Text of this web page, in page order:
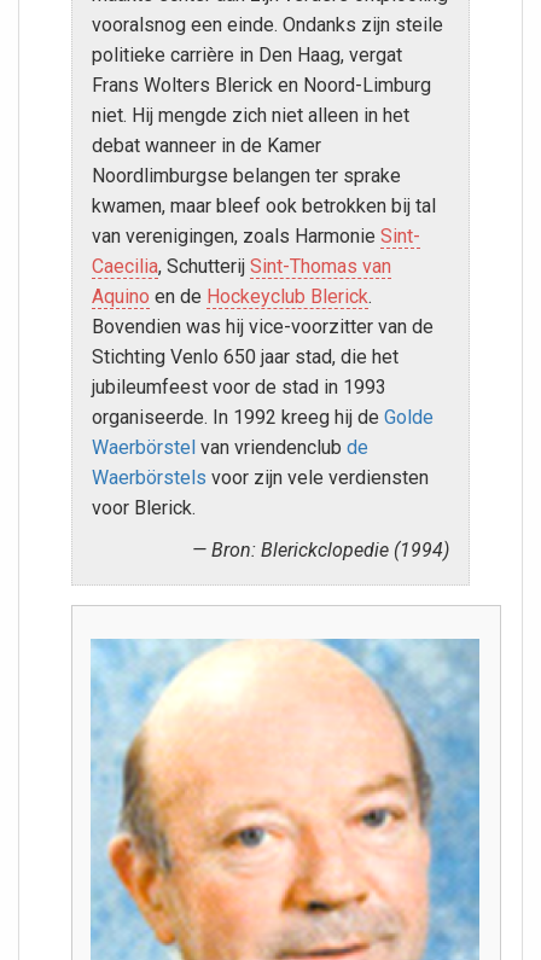
vooralsnog een einde. Ondanks zijn steile
politieke carrière in Den Haag, vergat
Frans Wolters Blerick en Noord-Limburg
niet. Hij mengde zich niet alleen in het
debat wanneer in de Kamer
Noordlimburgse belangen ter sprake
kwamen, maar bleef ook betrokken bij tal
van verenigingen, zoals HarmonieSint-
Caecilia, SchutterijSint-Thomas van
Aquino en de Hockeyclub Blerick.
Bovendien was hij vice-voorzitter van de
Stichting Venlo 650 jaar stad, die het
jubileumfeest voor de stad in 1993
organiseerde. In 1992 kreeg hij deGolde
Waerbörstel van vriendenclubde
Waerbörstels voor zijn vele verdiensten
voor Blerick.
Bron: Blerickclopedie (1994)